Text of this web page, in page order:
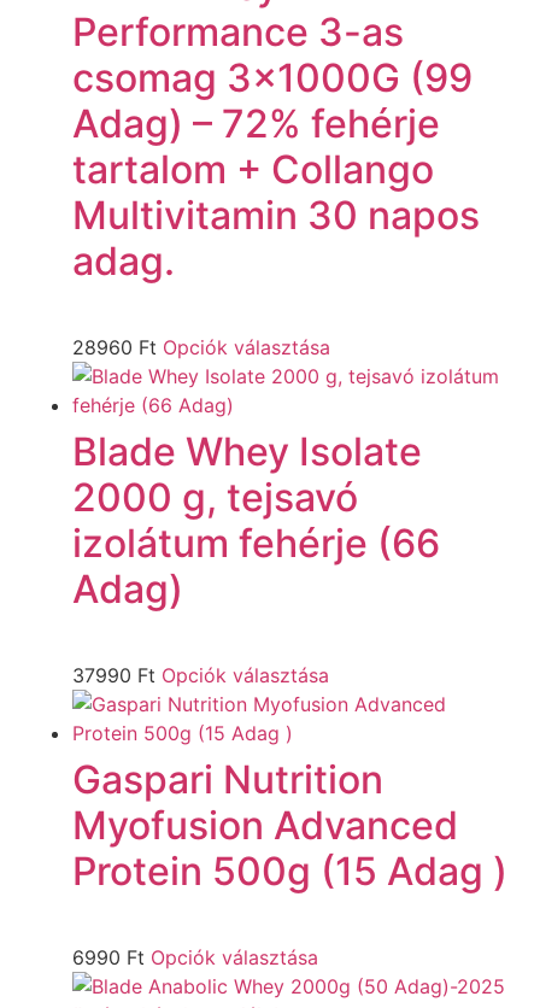
Performance 3-as
csomag 3x1000G (99
Adag) – 72% fehérje
tartalom + Collango
Multivitamin 30 napos
adag.
28960 Ft Opciók választása
Blade Whey Isolate
2000 g, tejsavó
izolátum fehérje (66
Adag)
37990 Ft Opciók választása
Gaspari Nutrition
Myofusion Advanced
Protein 500g (15 Adag )
6990 Ft Opciók választása